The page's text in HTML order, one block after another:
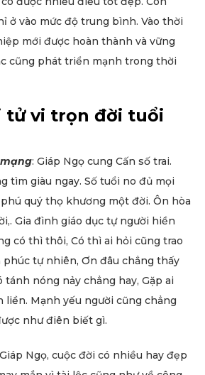
ở vào mức độ trung bình. Vào thời
mới được hoàn thành và vững
cũng phát triển mạnh trong thời
tử vi trọn đời tuổi
: Giáp Ngọ cung Cấn số trai.
tìm giàu ngay. Số tuổi no đủ mọi
quý thọ khương một đời. Ôn hòa
Gia đình giáo dục tự người hiền
có thì thôi, Có thì ai hỏi cũng trao
tự nhiên, Ơn đâu chẳng thấy
tánh nóng nảy chẳng hay, Gặp ai
liền. Mạnh yếu người cũng chẳng
như điên biết gì.
Ngọ, cuộc đời có nhiều hay đẹp